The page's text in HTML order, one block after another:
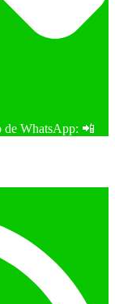
de WhatsApp: 📲